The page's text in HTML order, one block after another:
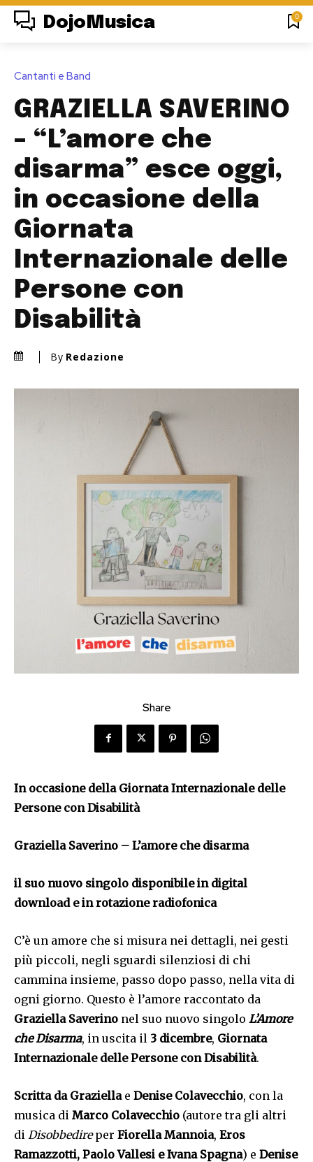
DojoMusica 0
Cantanti e Band
GRAZIELLA SAVERINO
– “L’amore che
disarma” esce oggi,
in occasione della
Giornata
Internazionale delle
Persone con
Disabilità
By Redazione
Share
In occasione della Giornata Internazionale delle
Persone con Disabilità
Graziella Saverino – L’amore che disarma
il suo nuovo singolo disponibile in digital
download e in rotazione radiofonica
C’è un amore che si misura nei dettagli, nei gesti
più piccoli, negli sguardi silenziosi di chi
cammina insieme, passo dopo passo, nella vita di
ogni giorno. Questo è l’amore raccontato da
Graziella Saverino nel suo nuovo singolo L’Amore
che Disarma, in uscita il 3 dicembre, Giornata
Internazionale delle Persone con Disabilità.
Scritta da Graziellae Denise Colavecchio, con la
musica di Marco Colavecchio (autore tra gli altri
di Disobbedireper Fiorella Mannoia, Eros
Ramazzotti, Paolo Vallesi e Ivana Spagna) e Denise